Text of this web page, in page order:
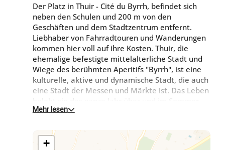
Der Platz in Thuir - Cité du Byrrh, befindet sich
neben den Schulen und 200 m von den
Geschäften und dem Stadtzentrum entfernt.
Liebhaber von Fahrradtouren und Wanderungen
kommen hier voll auf ihre Kosten. Thuir, die
ehemalige befestigte mittelalterliche Stadt und
Wiege des berühmten Aperitifs "Byrrh", ist eine
kulturelle, aktive und dynamische Stadt, die auch
eine Stadt der Messen und Märkte ist. Das Leben
belebt sie das ganze Jahr über und im Sommer
machen ihre Animationen sie noch attraktiver.
Mehr lesen
+